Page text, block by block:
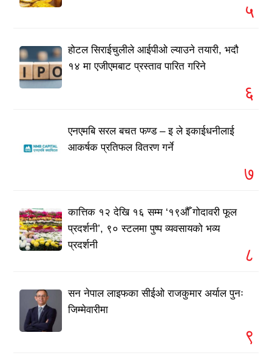
५
होटल सिराईचुलीले आईपीओ ल्याउने तयारी, भदौ
१४ मा एजीएमबाट प्रस्ताव पारित गरिने
६
एनएमबि सरल बचत फण्ड – इ ले इकाईधनीलाई
आकर्षक प्रतिफल वितरण गर्ने
७
कात्तिक १२ देखि १६ सम्म ‘१९औँ गोदावरी फूल
प्रदर्शनी’, ९० स्टलमा पुष्प व्यवसायको भव्य
प्रदर्शनी
८
सन नेपाल लाइफका सीईओ राजकुमार अर्याल पुनः
जिम्मेवारीमा
९